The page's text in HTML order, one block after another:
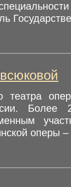
театра
оперы –